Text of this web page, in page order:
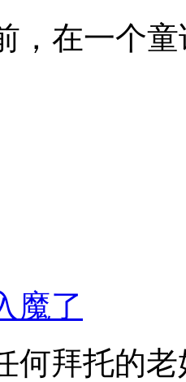
，在一个
魔了
何拜托的老